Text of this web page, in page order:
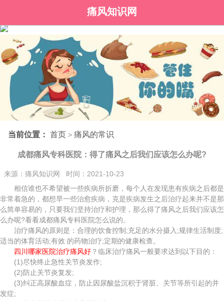
痛风知识网
当前位置： 首页 > 痛风的常识
成都痛风专科医院：得了痛风之后我们应该怎么办呢?
来源：痛风知识网 时间：2021-10-23
相信谁也不希望被一些疾病所折磨，每个人在发现患有疾病之后都是
非常着急的，都想早一些治愈疾病，克是疾病发生之后治疗起来并不是那
么简单容易的，只要我们坚持治疗和护理，那么得了痛风之后我们应该怎
么办呢?看看成都痛风专科医院怎么说的。
治疗痛风的原则是：合理的饮食控制;充足的水分摄入;规律生活制度;
适当的体育活动;有效 的药物治疗;定期的健康检查。
四川哪家医院治疗痛风好 ？临床治疗痛风一般要求达到以下目的：
(1)尽快终止急性关节炎发作;
(2)防止关节炎复发;
(3)纠正高尿酸血症，防止因尿酸盐沉积于肾脏、关节等所引起的并
发症;